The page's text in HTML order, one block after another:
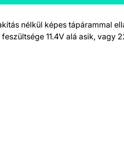
nélkül képes tápárammal
11.4V alá asik,